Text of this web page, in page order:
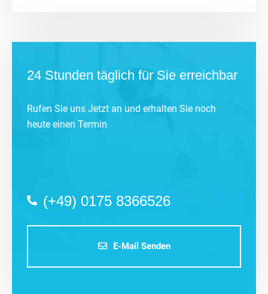
24 Stunden täglich für Sie erreichbar
Rufen Sie uns Jetzt an und erhalten Sie noch
heute einen Termin
(+49) 0175 8366526
E-Mail Senden